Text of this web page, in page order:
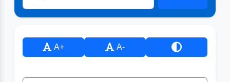
A+ A-